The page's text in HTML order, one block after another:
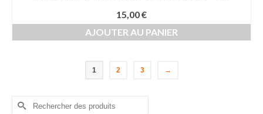
15,00€
AJOUTER AU PANIER
1 2 3 →
Rechercher :